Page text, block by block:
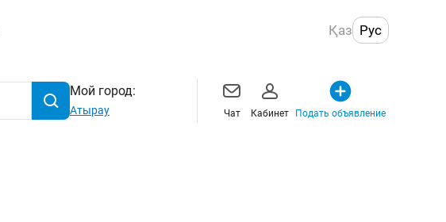
Қаз Рус
Мой город:
Атырау Чат Кабинет Подать объявление